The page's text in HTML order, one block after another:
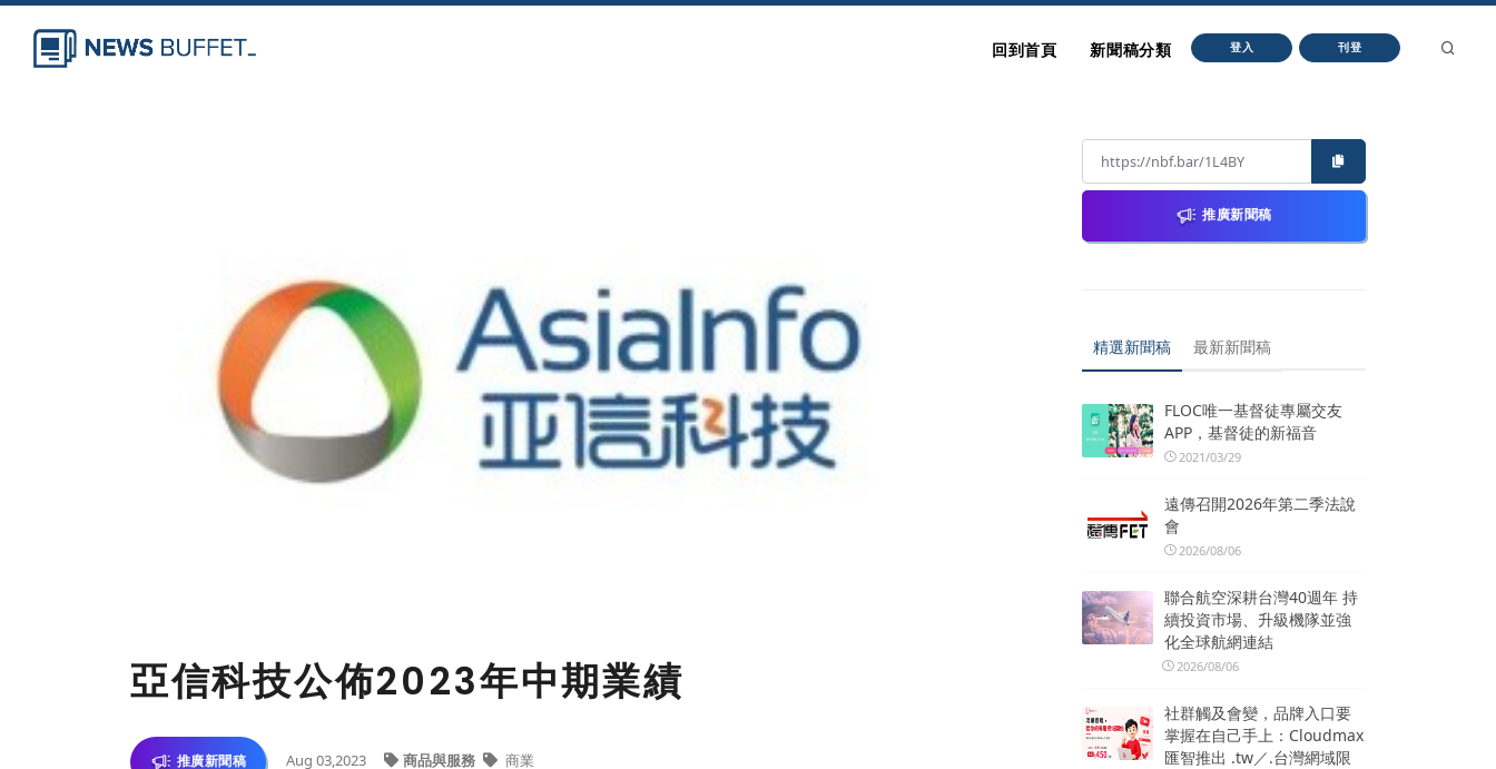
回到首頁 新聞稿分類 登入 刊登
亞信科技公佈2023年中期業績
推廣新聞稿 Aug 03,2023 商品與服務 商業
推廣新聞稿
精選新聞稿 最新新聞稿
FLOC唯一基督徒專屬交友
APP，基督徒的新福音
2021/03/29
遠傳召開2026年第二季法說
會
2026/08/06
聯合航空深耕台灣40週年 持
續投資市場、升級機隊並強
化全球航網連結
2026/08/06
社群觸及會變，品牌入口要
掌握在自己手上：Cloudmax
匯智推出 .tw／.台灣網域限